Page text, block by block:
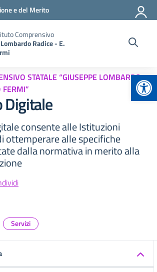
e del Merito
Comprensivo
Radice - E.
STATALE “GIUSEPPE LOMBARDO
FERMI”
Digitale
consente alle Istituzioni
ottemperare alle specifiche
dalla normativa in merito alla
Servizi